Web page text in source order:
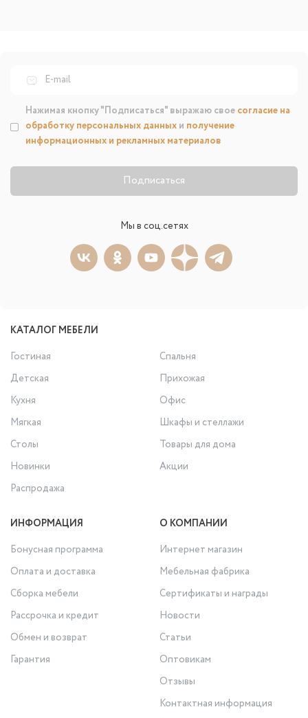
Подписаться
Нажимая кнопку "Подписаться" выражаю свое согласие на
обработку персональных данных и получение
информационных и рекламных материалов
Мы в соц.сетях
КАТАЛОГ МЕБЕЛИ
Гостиная
Спальня
Детская
Прихожая
Кухня
Офис
Мягкая
Шкафы и стеллажи
Столы
Товары для дома
Новинки
Акции
Распродажа
ИНФОРМАЦИЯ
Бонусная программа
Оплата и доставка
Сборка мебели
Рассрочка и кредит
Обмен и возврат
Гарантия
О КОМПАНИИ
Интернет магазин
Мебельная фабрика
Сертификаты и награды
Новости
Статьи
Оптовикам
Отзывы
Контактная информация